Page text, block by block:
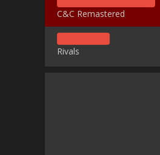
C&C Remastered
Rivals